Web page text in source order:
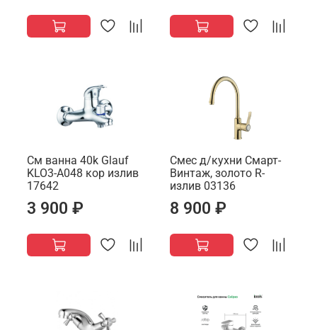
См ванна 40k Glauf
KLO3-A048 кор излив
17642
3 900 ₽
Смес д/кухни Смарт-
Винтаж, золото R-
излив 03136
8 900 ₽